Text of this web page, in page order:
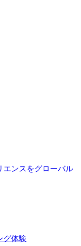
エンスをグローバル
グ体験